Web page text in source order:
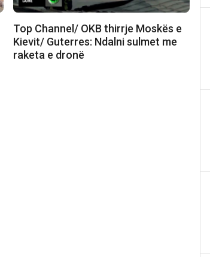
Top Channel/ OKB thirrje Moskës e
Kievit/ Guterres: Ndalni sulmet me
raketa e dronë